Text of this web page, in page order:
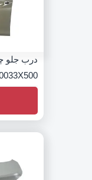
درب جلو